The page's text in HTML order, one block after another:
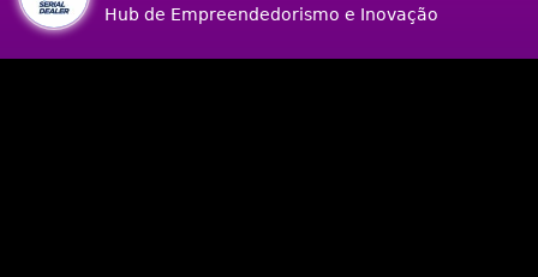
Hub de Empreendedorismo e Inovação